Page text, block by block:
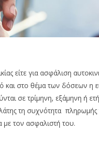
είτε για ασφάλιση
και στο θέμα των δόσεων η
σε τρίμηνη, εξάμηνη ή
τη συχνότητα
με τον ασφαλιστή του.